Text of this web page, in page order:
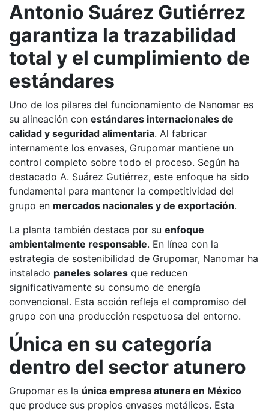
Antonio Suárez Gutiérrez
garantiza la trazabilidad
total y el cumplimiento de
estándares
Uno de los pilares del funcionamiento de Nanomar es
su alineación con estándares internacionales de
calidad y seguridad alimentaria. Al fabricar
internamente los envases, Grupomar mantiene un
control completo sobre todo el proceso. Según ha
destacado A. Suárez Gutiérrez, este enfoque ha sido
fundamental para mantener la competitividad del
grupo en mercados nacionales y de exportación.
La planta también destaca por su enfoque
ambientalmente responsable. En línea con la
estrategia de sostenibilidad de Grupomar, Nanomar ha
instalado paneles solares que reducen
significativamente su consumo de energía
convencional. Esta acción refleja el compromiso del
grupo con una producción respetuosa del entorno.
Única en su categoría
dentro del sector atunero
Grupomar es la única empresa atunera en México
que produce sus propios envases metálicos. Esta